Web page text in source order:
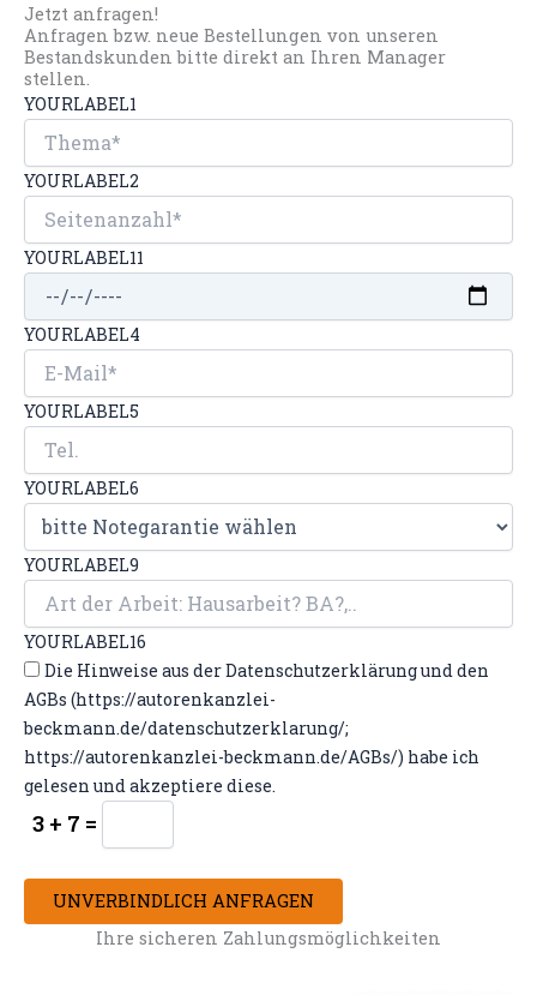
Jetzt anfragen!
Anfragen bzw. neue Bestellungen von unseren
Bestandskunden bitte direkt an Ihren Manager
stellen.
YOURLABEL1
YOURLABEL2
YOURLABEL11
YOURLABEL4
YOURLABEL5
YOURLABEL6
YOURLABEL9
YOURLABEL16
Die Hinweise aus der Datenschutzerklärung und den
AGBs (https://autorenkanzlei-
beckmann.de/datenschutzerklarung/;
https://autorenkanzlei-beckmann.de/AGBs/) habe ich
gelesen und akzeptiere diese.
3 + 7 =
UNVERBINDLICH ANFRAGEN
Ihre sicheren Zahlungsmöglichkeiten